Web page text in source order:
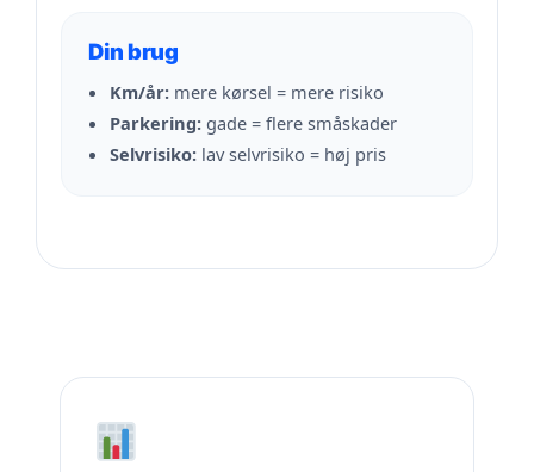
Din brug
Km/år: mere kørsel = mere risiko
Parkering: gade = flere småskader
Selvrisiko: lav selvrisiko = høj pris